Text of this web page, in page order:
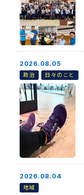
2026.08.05
政治 日々のこと
2026.08.04
地域